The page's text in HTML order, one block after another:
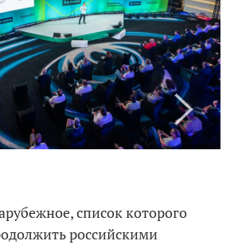
список которого
российскими